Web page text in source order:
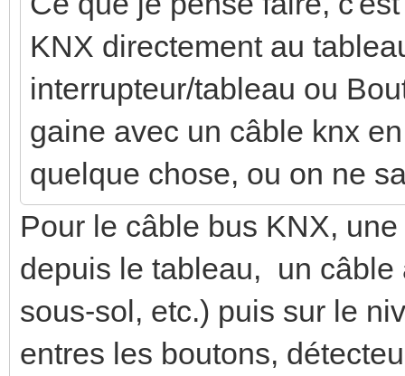
KNX directement au
interrupteur/tableau ou
gaine avec un câble knx
quelque chose, ou on ne
Pour le câble bus KNX,
depuis le tableau, un câble
sous-sol, etc.) puis sur le
entres les boutons,